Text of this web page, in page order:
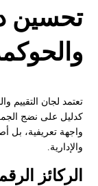
تحسين
تعتمد لجان التقييم
كدليل على نضج
واجهة تعريفية، بل
والإدارية.
الركائز